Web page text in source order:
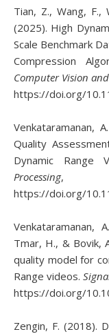
Tian, Z., Wang, F.,
(2025). High
Scale Benchmark
Compression
Computer Vision
https://doi.org/
Venkataramanan,
Quality
Dynamic Range
Processing
https://doi.org/
Venkataramanan,
Tmar, H., & Bovik,
quality model for
Range videos.
https://doi.org/
Zengin, F. (2018).